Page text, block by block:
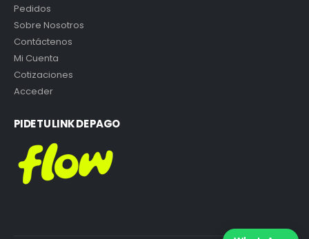
Pedidos
Sobre Nosotros
Contáctenos
Mi Cuenta
Cotizaciones
Acceder
PIDE TU LINK DE PAGO